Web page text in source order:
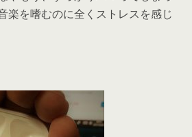
楽を嗜むのに全くストレスを感じ